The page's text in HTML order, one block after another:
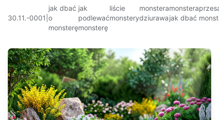
30.11.-0001
jak dbać
o
monsterę
jak
podlewać
monsterę
liście
monstery
monstera
dziurawa
monstera
jak dbać